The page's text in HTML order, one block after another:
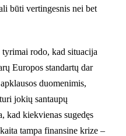
būti vertingesnis nei bet
rodo, kad situacija
Europos standartų dar
duomenimis,
jokių santaupų
kad kiekvienas sugedęs
tampa finansine krize –